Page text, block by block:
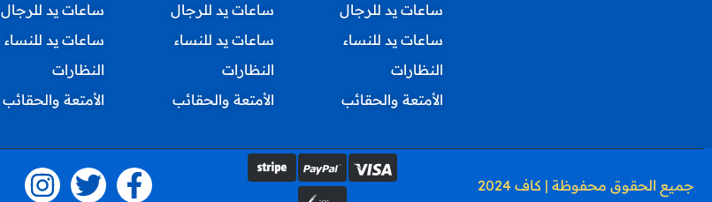
ساعات يد للرجال
ساعات يد للنساء
النظارات
الأمتعة والحقائب
ساعات يد للرجال
ساعات يد للنساء
النظارات
الأمتعة والحقائب
ساعات يد للرجال
ساعات يد للنساء
النظارات
الأمتعة والحقائب
جميع الحقوق محفوظة | كاف 2024